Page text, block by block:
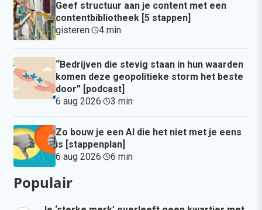
Geef structuur aan je content met een
contentbibliotheek [5 stappen]
gisteren· 4 min·
“Bedrijven die stevig staan in hun waarden
komen deze geopolitieke storm het beste
door” [podcast]
6 aug 2026· 3 min·
Zo bouw je een AI die het niet met je eens
is [stappenplan]
6 aug 2026· 6 min·
Populair